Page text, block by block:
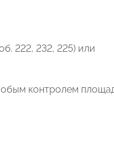
222, 232, 225) или
контролем